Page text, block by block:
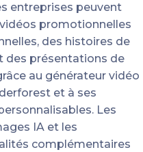
entreprises peuvent
promotionnelles
des histoires de
des présentations de
au générateur vidéo
et à ses
Les
IA et les
complémentaires